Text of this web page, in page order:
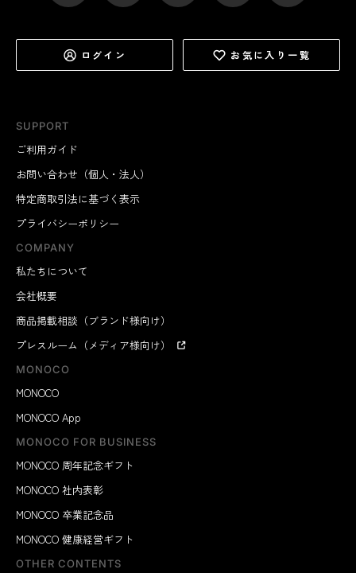
SUPPORT
ご利用ガイド
お問い合わせ（個人・法人）
特定商取引法に基づく表示
プライバシーポリシー
COMPANY
私たちについて
会社概要
商品掲載相談（ブランド様向け）
プレスルーム（メディア様向け）
MONOCO
MONOCO
MONOCO App
MONOCO FOR BUSINESS
MONOCO 周年記念ギフト
MONOCO 社内表彰
MONOCO 卒業記念品
MONOCO 健康経営ギフト
OTHER CONTENTS
ログイン お気に入り一覧